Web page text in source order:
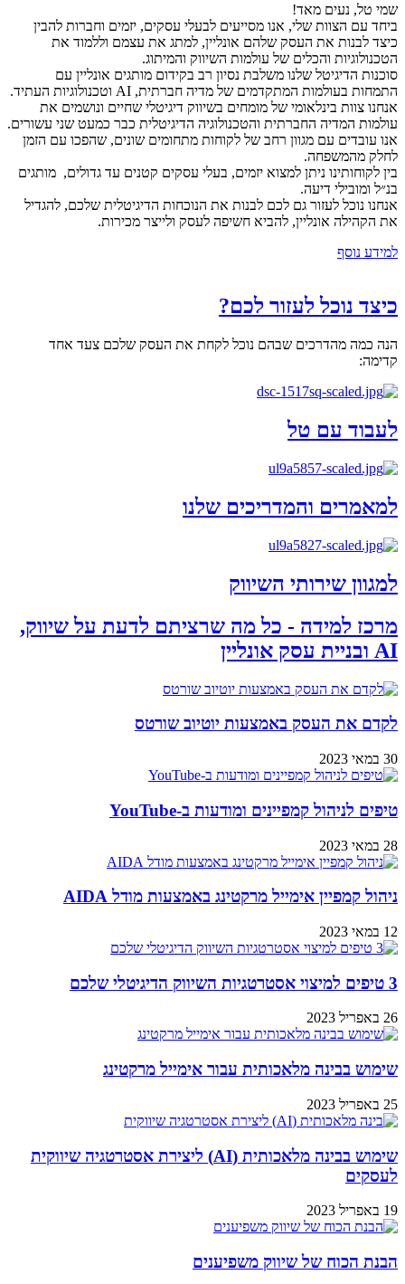
שמי טל, נעים מאד!
ביחד עם הצוות שלי, אנו מסייעים לבעלי עסקים, יזמים וחברות להבין
כיצד לבנות את העסק שלהם אונליין, למתג את עצמם וללמוד את
הטכנולוגיות והכלים של עולמות השיווק והמיתוג.
סוכנות הדיגיטל שלנו משלבת נסיון רב בקידום מותגים אונליין עם
התמחות בעולמות המתקדמים של מדיה חברתית, AI וטכנולוגיות העתיד.
אנחנו צוות בינלאומי של מומחים בשיווק דיגיטלי שחיים ונושמים את
עולמות המדיה החברתית והטכנולוגיה הדיגיטלית כבר כמעט שני עשורים.
אנו עובדים עם מגוון רחב של לקוחות מתחומים שונים, שהפכו עם הזמן
לחלק מהמשפחה.
בין לקוחותינו ניתן למצוא יזמים, בעלי עסקים קטנים עד גדולים, מותגים
בנ״ל ומובילי דיעה.
אנחנו נוכל לעזור גם לכם לבנות את הנוכחות הדיגיטלית שלכם, להגדיל
את הקהילה אונליין, להביא חשיפה לעסק ולייצר מכירות.
למידע נוסף
כיצד נוכל לעזור לכם?
הנה כמה מהדרכים שבהם נוכל לקחת את העסק שלכם צעד אחד
קדימה:
לעבוד עם טל
למאמרים והמדריכים שלנו
למגוון שירותי השיווק
מרכז למידה - כל מה שרציתם לדעת על שיווק,
AI ובניית עסק אונליין
לקדם את העסק באמצעות יוטיוב שורטס
30 במאי 2023
טיפים לניהול קמפיינים ומודעות ב-YouTube
28 במאי 2023
ניהול קמפיין אימייל מרקטינג באמצעות מודל AIDA
12 במאי 2023
3 טיפים למיצוי אסטרטגיות השיווק הדיגיטלי שלכם
26 באפריל 2023
שימוש בבינה מלאכותית עבור אימייל מרקטינג
25 באפריל 2023
שימוש בבינה מלאכותית (AI) ליצירת אסטרטגיה שיווקית
לעסקים
19 באפריל 2023
הבנת הכוח של שיווק משפיענים